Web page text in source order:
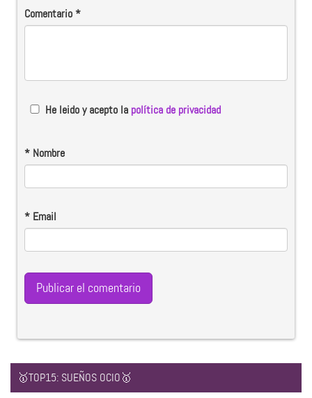
Comentario*
He leido y acepto la política de privacidad
* Nombre
* Email
🥇TOP15: SUEÑOS OCIO🥇